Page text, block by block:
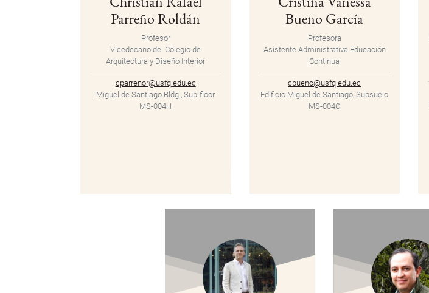
Parreño Roldán
Profesor
Vicedecano del Colegio de
Arquitectura y Diseño Interior
cparrenor@usfq.edu.ec
Miguel de Santiago Bldg., Sub-floor
MS-004H
Bueno García
Profesora
Asistente Administrativa Educación
Continua
cbueno@usfq.edu.ec
Edificio Miguel de Santiago, Subsuelo
MS-004C